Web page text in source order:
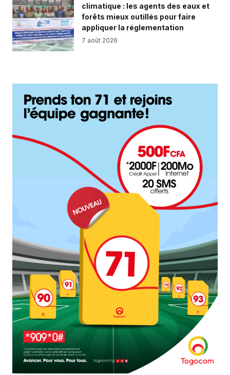
climatique : les agents des eaux et
forêts mieux outillés pour faire
appliquer la réglementation
7 août 2026